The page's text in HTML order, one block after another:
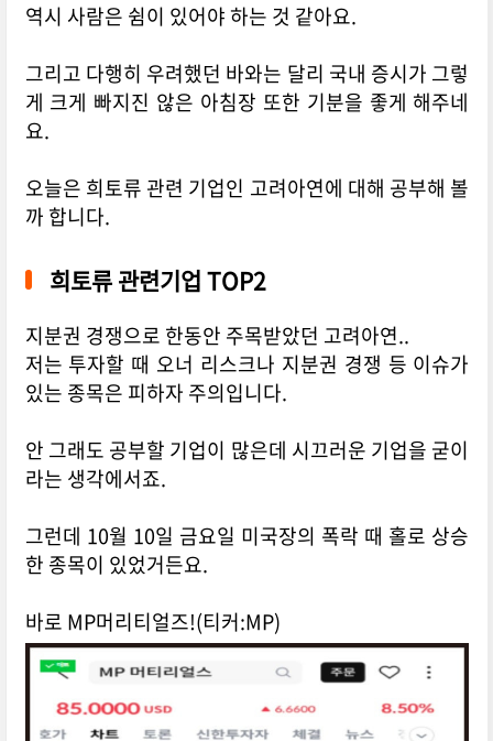
역시 사람은 쉼이 있어야 하는 것 같아요.
그리고 다행히 우려했던 바와는 달리 국내 증시가 그렇
게 크게 빠지진 않은 아침장 또한 기분을 좋게 해주네
요.
오늘은 희토류 관련 기업인 고려아연에 대해 공부해 볼
까 합니다.
희토류 관련기업 TOP2
지분권 경쟁으로 한동안 주목받았던 고려아연..
저는 투자할 때 오너 리스크나 지분권 경쟁 등 이슈가
있는 종목은 피하자 주의입니다.
안 그래도 공부할 기업이 많은데 시끄러운 기업을 굳이
라는 생각에서죠.
그런데 10월 10일 금요일 미국장의 폭락 때 홀로 상승
한 종목이 있었거든요.
바로 MP머리티얼즈!(티커:MP)